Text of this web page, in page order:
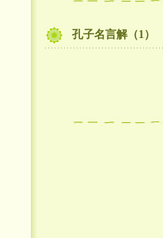
孔子名言解（1）